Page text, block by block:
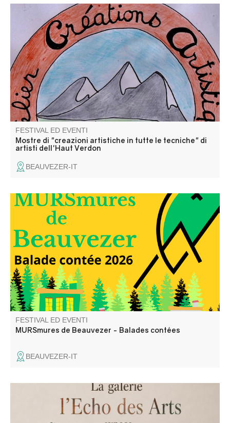
Venite ad ammirare le creazioni degli artisti del laboratorio
Haut Verdon. Tema: "Danza e musica!
FESTIVAL ED EVENTI
Mostre di "creazioni artistiche in tutte le tecniche" di
artisti dell'Haut Verdon
BEAUVEZER-IT
Elli la conteuse vous balade dans les rues du village et
dans le temps, à travers les anecdotes glanées auprès
des habitants du village.
FESTIVAL ED EVENTI
MURSmures de Beauvezer - Balades contées
BEAUVEZER-IT
La galleria "L'Echo des Arts" espone le opere degli artisti
di Vallauris: Véronique Disalvo, Amid Belatach e Soft.